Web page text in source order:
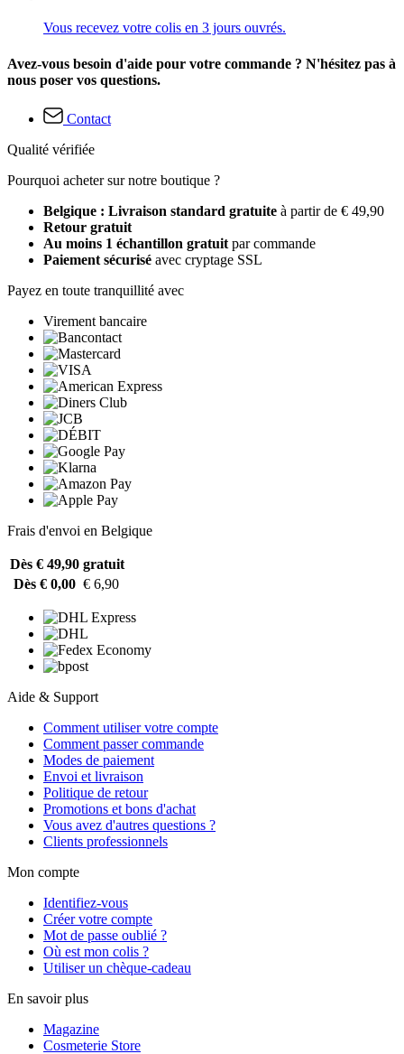
Vous recevez votre colis en 3 jours ouvrés.
Avez-vous besoin d'aide pour votre commande ? N'hésitez pas à
nous poser vos questions.
Contact
Qualité vérifiée
Pourquoi acheter sur notre boutique ?
Belgique : Livraison standard gratuite à partir de € 49,90
Retour gratuit
Au moins 1 échantillon gratuit par commande
Paiement sécurisé avec cryptage SSL
Payez en toute tranquillité avec
Virement bancaire
Frais d'envoi en Belgique
Dès € 49,90 gratuit
Dès € 0,00 € 6,90
Aide & Support
Comment utiliser votre compte
Comment passer commande
Modes de paiement
Envoi et livraison
Politique de retour
Promotions et bons d'achat
Vous avez d'autres questions ?
Clients professionnels
Mon compte
Identifiez-vous
Créer votre compte
Mot de passe oublié ?
Où est mon colis ?
Utiliser un chèque-cadeau
En savoir plus
Magazine
Cosmeterie Store